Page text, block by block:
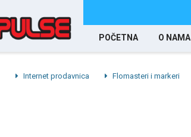
POČETNA O NAMA
Internet prodavnica Flomasteri i markeri